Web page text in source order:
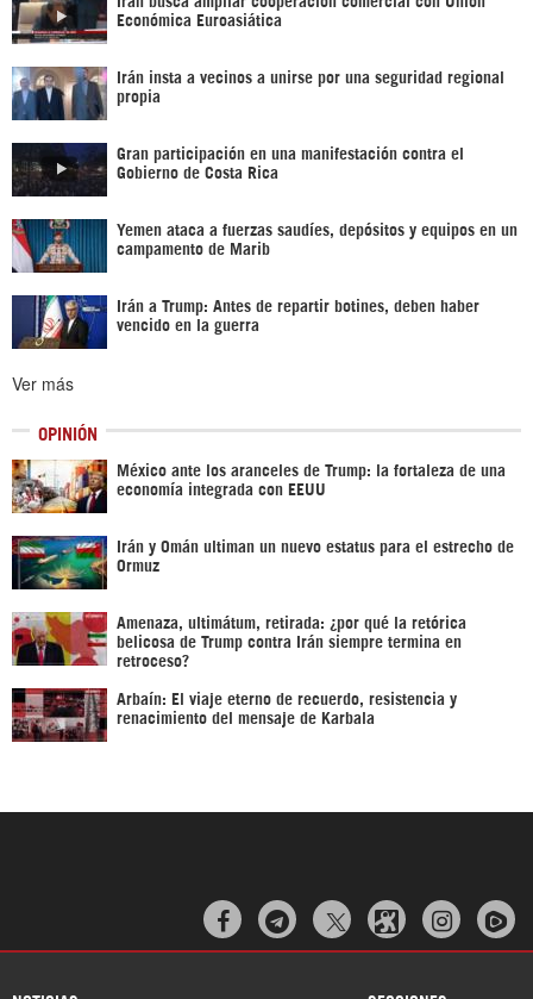
Económica Euroasiática
Irán insta a vecinos a unirse por una seguridad regional
propia
Gran participación en una manifestación contra el
Gobierno de Costa Rica
Yemen ataca a fuerzas saudíes, depósitos y equipos en un
campamento de Marib
Irán a Trump: Antes de repartir botines, deben haber
vencido en la guerra
Ver más
OPINIÓN
México ante los aranceles de Trump: la fortaleza de una
economía integrada con EEUU
Irán y Omán ultiman un nuevo estatus para el estrecho de
Ormuz
Amenaza, ultimátum, retirada: ¿por qué la retórica
belicosa de Trump contra Irán siempre termina en
retroceso?
Arbaín: El viaje eterno de recuerdo, resistencia y
renacimiento del mensaje de Karbala
  